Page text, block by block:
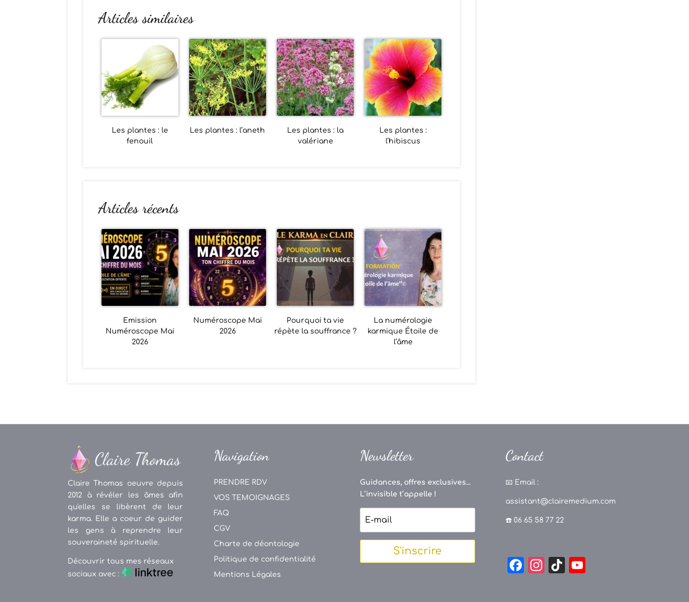
Articles similaires
Les plantes : le
fenouil
Les plantes : l’aneth
Les plantes : la
valériane
Les plantes :
l’hibiscus
Articles récents
Emission
Numéroscope Mai
2026
Numéroscope Mai
2026
Pourquoi ta vie
répète la souffrance ?
La numérologie
karmique Étoile de
l’âme
Claire Thomas oeuvre depuis
2012 à révéler les âmes afin
qu'elles se libèrent de leur
karma. Elle a coeur de guider
les gens à reprendre leur
souveraineté spirituelle.
Découvrir tous mes réseaux
sociaux avec :
Navigation
PRENDRE RDV
VOS TEMOIGNAGES
FAQ
CGV
Charte de déontologie
Politique de confidentialité
Mentions Légales
Newsletter
Guidances, offres exclusives...
L’invisible t’appelle !
S'inscrire
Contact
📧 Email :
assistant@clairemedium.com
☎️ 06 65 58 77 22
F
In Ti